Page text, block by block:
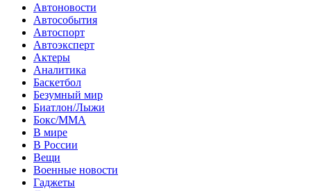
Автоновости
Автособытия
Автоспорт
Автоэксперт
Актеры
Аналитика
Баскетбол
Безумный мир
Биатлон/Лыжи
Бокс/MMA
В мире
В России
Вещи
Военные новости
Гаджеты